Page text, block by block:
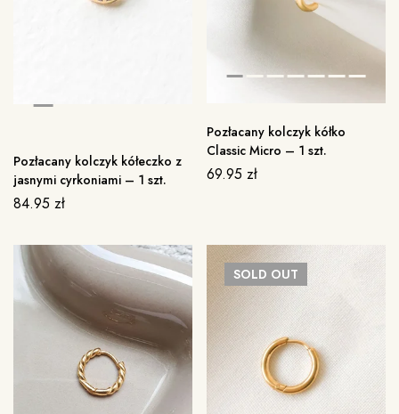
Pozłacany kolczyk kółeczko z
jasnymi cyrkoniami – 1 szt.
84.95 zł
Pozłacany kolczyk kółko
Classic Micro – 1 szt.
69.95 zł
SOLD OUT